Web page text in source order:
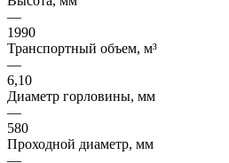
—
1990
Транспортный объем, м³
—
6,10
Диаметр горловины, мм
—
580
Проходной диаметр, мм
—